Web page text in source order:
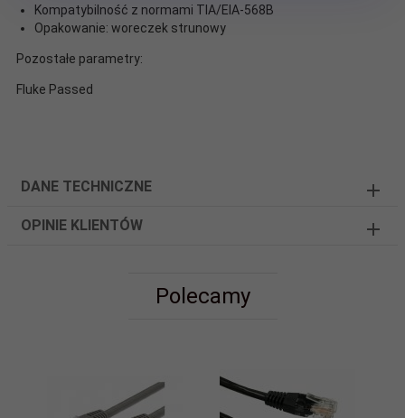
Kompatybilność z normami TIA/EIA-568B
Opakowanie: woreczek strunowy
Pozostałe parametry:
Fluke Passed
DANE TECHNICZNE
OPINIE KLIENTÓW
Polecamy